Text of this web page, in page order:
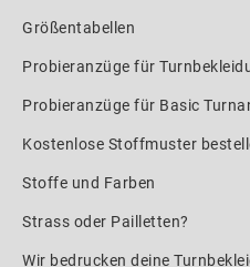
Größentabellen
Probieranzüge für
Probieranzüge für Basic
Kostenlose Stoffmuster
Stoffe und Farben
Strass oder Pailletten?
Wir bedrucken deine